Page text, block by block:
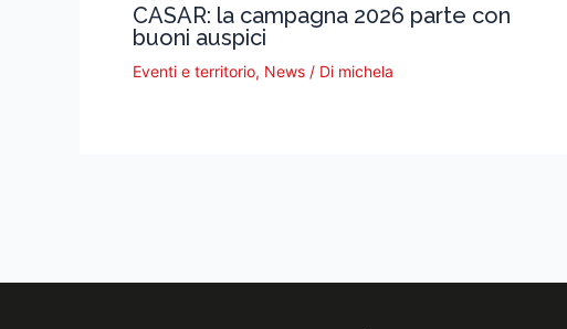
CASAR: la campagna 2026 parte con
buoni auspici
Eventi e territorio, News / Di michela